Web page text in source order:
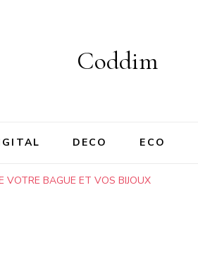
Coddim
DECO ECO
VOTRE BAGUE ET VOS BIJOUX